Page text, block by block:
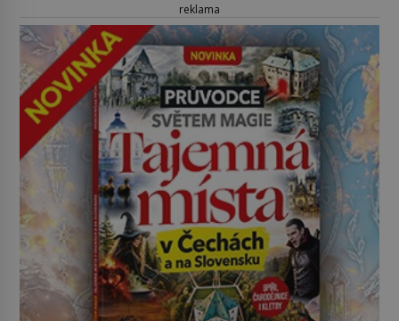
reklama